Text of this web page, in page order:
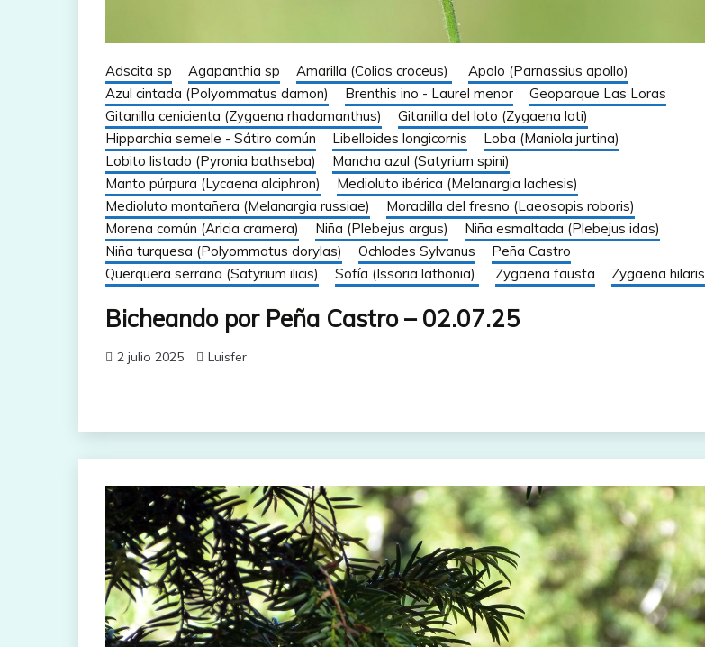
Adscita sp Agapanthia sp Amarilla (Colias croceus)
Apolo (Parnassius apollo)
Azul cintada (Polyommatus damon)
Brenthis ino - Laurel menor
Geoparque Las Loras
Gitanilla cenicienta (Zygaena rhadamanthus)
Gitanilla del loto (Zygaena loti)
Hipparchia semele - Sátiro común
Libelloides longicornis
Loba (Maniola jurtina)
Lobito listado (Pyronia bathseba)
Mancha azul (Satyrium spini)
Manto púrpura (Lycaena alciphron)
Medioluto ibérica (Melanargia lachesis)
Medioluto montañera (Melanargia russiae)
Moradilla del fresno (Laeosopis roboris)
Morena común (Aricia cramera)
Niña (Plebejus argus)
Niña esmaltada (Plebejus idas)
Niña turquesa (Polyommatus dorylas)
Ochlodes Sylvanus
Peña Castro
Querquera serrana (Satyrium ilicis)
Sofía (Issoria lathonia) Zygaena fausta Zygaena hilaris
Bicheando por Peña Castro – 02.07.25
2 julio 2025 Luisfer